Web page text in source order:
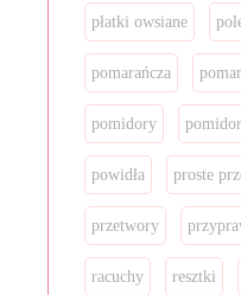
płatki owsiane
pomarańcza
pomidory
powidła proste
przetwory
racuchy resztki